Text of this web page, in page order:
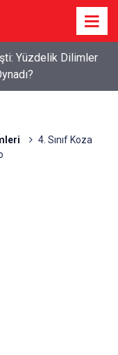
Yüzdelik Dilimler
4. Sınıf Koza